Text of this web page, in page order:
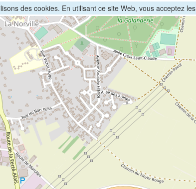
des cookies. En utilisant ce site Web, vous acceptez les